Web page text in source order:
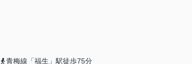
青梅線「福生」駅徒歩75分